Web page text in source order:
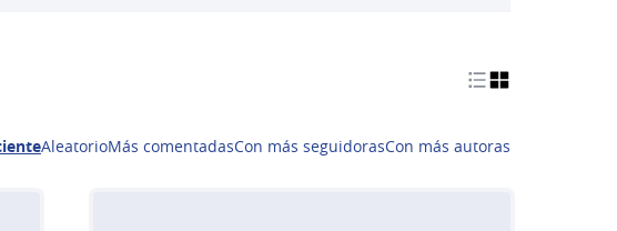
AleatorioMás comentadasCon más seguidorasCon más autoras